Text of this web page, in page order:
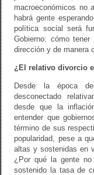
macroeconómicos no
habrá gente
política social será
Gobierno: cómo
dirección y de manera
¿El relativo divorcio
Desde la época
desconectado
desde que la
entender que
término de sus
popularidad, pese a
altas y sostenidas en
¿Por qué la gente
sostenido la tasa de